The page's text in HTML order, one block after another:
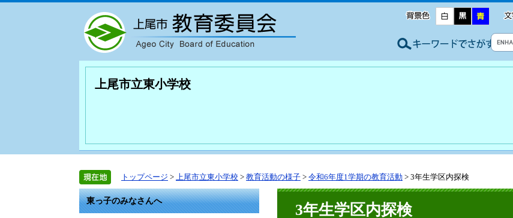
上尾市立東小学校
トップページ > 上尾市立東小学校 > 教育活動の様子 > 令和6年度1学期の教育活動 > 3年生学区内探検
東っ子のみなさんへ
3年生学区内探検